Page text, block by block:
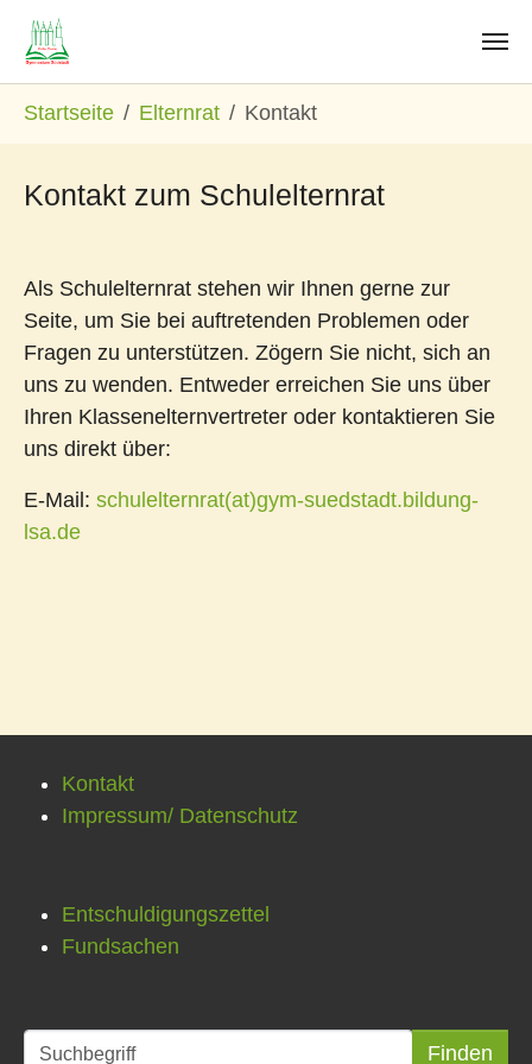
Startseite Elternrat Kontakt
Kontakt zum Schulelternrat
Als Schulelternrat stehen wir Ihnen gerne zur
Seite, um Sie bei auftretenden Problemen oder
Fragen zu unterstützen. Zögern Sie nicht, sich an
uns zu wenden. Entweder erreichen Sie uns über
Ihren Klassenelternvertreter oder kontaktieren Sie
uns direkt über:
E-Mail: schulelternrat(at)gym-suedstadt.bildung-
lsa.de
Kontakt
Impressum/ Datenschutz
Entschuldigungszettel
Fundsachen